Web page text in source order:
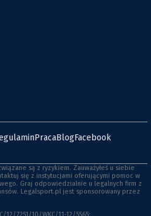
PracaBlogFacebook
są z ryzykiem. Zauważyłeś u siebie
się z instytucjami oferującymi pomoc w
Graj odpowiedzialnie u legalnych firm z
Legalsport.pl jest sponsorowany przez